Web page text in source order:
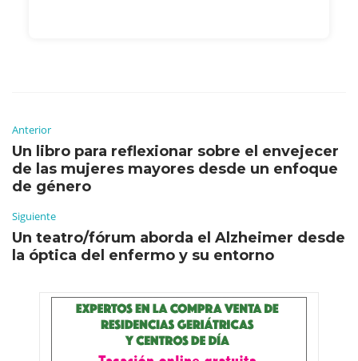
Anterior
Un libro para reflexionar sobre el envejecer
de las mujeres mayores desde un enfoque
de género
Siguiente
Un teatro/fórum aborda el Alzheimer desde
la óptica del enfermo y su entorno